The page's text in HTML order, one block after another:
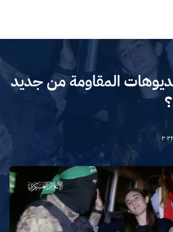
المقاومة من جديد